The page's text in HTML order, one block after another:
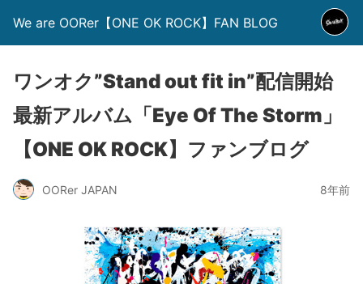
We are OORer【ONE OK ROCK】FAN BLOG
ワンオク”Stand out fit in”配信開始
最新アルバム「Eye Of The Storm」
【ONE OK ROCK】ファンブログ
OORer JAPAN 8年前